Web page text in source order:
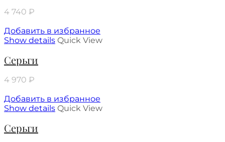
4 740 ₽
Добавить в избранное
Show details Quick View
Серьги
4 970 ₽
Добавить в избранное
Show details Quick View
Серьги